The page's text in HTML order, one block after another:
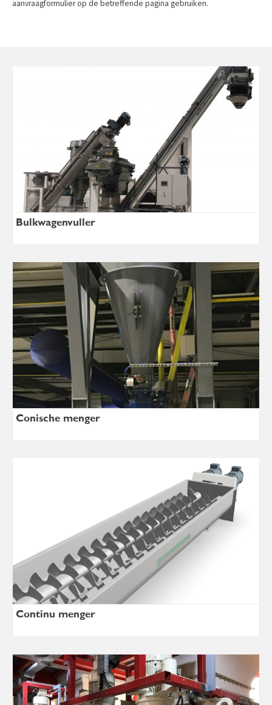
aanvraagformulier op de betreffende pagina gebruiken.
Bulkwagenvuller
Conische menger
Continu menger